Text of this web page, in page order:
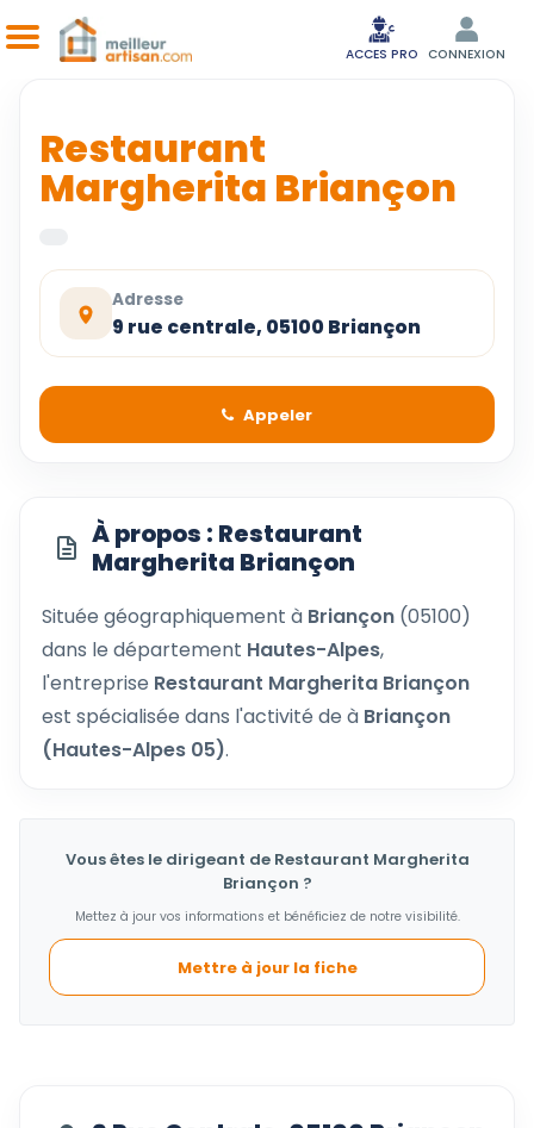
ACCES PRO CONNEXION
Restaurant
Margherita Briançon
Adresse
9 rue centrale, 05100 Briançon
Appeler
À propos : Restaurant
Margherita Briançon
Située géographiquement à Briançon (05100)
dans le département Hautes-Alpes,
l'entreprise Restaurant Margherita Briançon
est spécialisée dans l'activité de à Briançon
(Hautes-Alpes 05).
Vous êtes le dirigeant de Restaurant Margherita
Briançon ?
Mettez à jour vos informations et bénéficiez de notre visibilité.
Mettre à jour la fiche